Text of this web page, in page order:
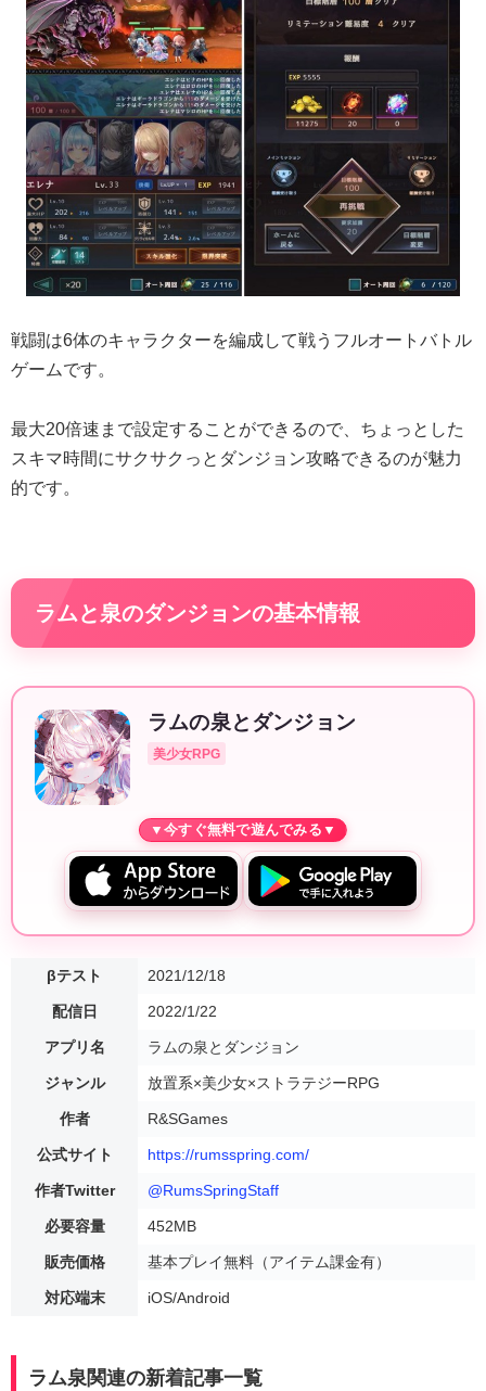
戦闘は6体のキャラクターを編成して戦うフルオートバトル
ゲームです。
最大20倍速まで設定することができるので、ちょっとした
スキマ時間にサクサクっとダンジョン攻略できるのが魅力
的です。
ラムと泉のダンジョンの基本情報
ラムの泉とダンジョン
美少女RPG
βテスト 2021/12/18
配信日 2022/1/22
アプリ名 ラムの泉とダンジョン
ジャンル 放置系×美少女×ストラテジーRPG
作者 R&SGames
公式サイト https://rumsspring.com/
作者Twitter @RumsSpringStaff
必要容量 452MB
販売価格 基本プレイ無料（アイテム課金有）
対応端末 iOS/Android
ラム泉関連の新着記事一覧